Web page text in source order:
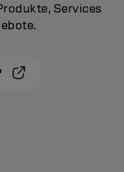
Services